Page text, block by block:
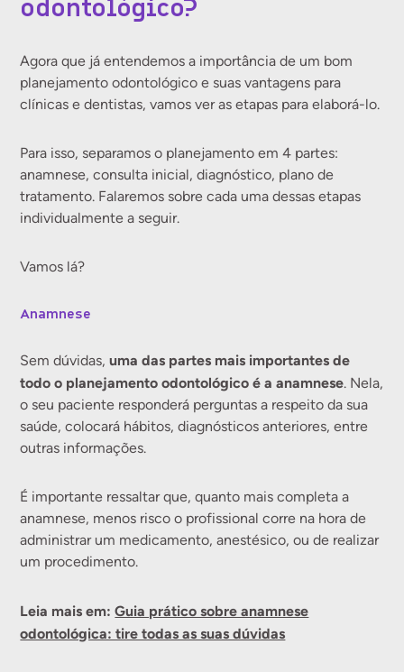
odontológico?
Agora que já entendemos a importância de um bom
planejamento odontológico e suas vantagens para
clínicas e dentistas, vamos ver as etapas para elaborá-lo.
Para isso, separamos o planejamento em 4 partes:
anamnese, consulta inicial, diagnóstico, plano de
tratamento. Falaremos sobre cada uma dessas etapas
individualmente a seguir.
Vamos lá?
Anamnese
Sem dúvidas,uma das partes mais importantes de
todo o planejamento odontológico é a anamnese. Nela,
o seu paciente responderá perguntas a respeito da sua
saúde, colocará hábitos, diagnósticos anteriores, entre
outras informações.
É importante ressaltar que, quanto mais completa a
anamnese, menos risco o profissional corre na hora de
administrar um medicamento, anestésico, ou de realizar
um procedimento.
Leia mais em:Guia prático sobre anamnese
odontológica: tire todas as suas dúvidas